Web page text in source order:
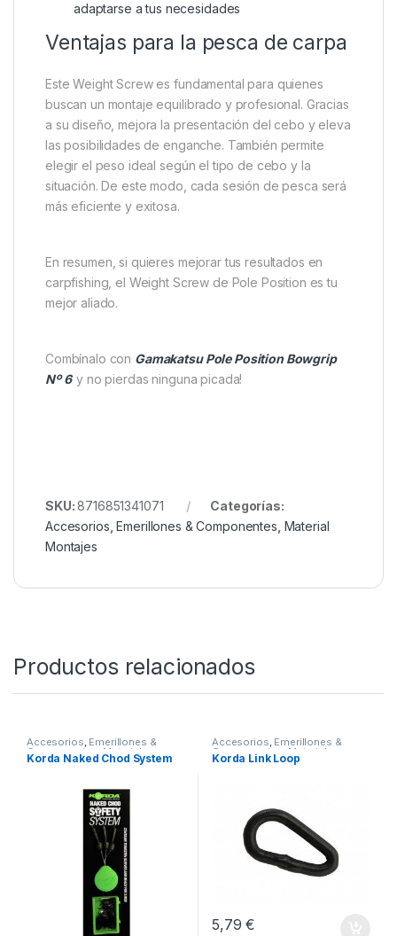
adaptarse a tus necesidades
Ventajas para la pesca de carpa
Este Weight Screw es fundamental para quienes
buscan un montaje equilibrado y profesional. Gracias
a su diseño, mejora la presentación del cebo y eleva
las posibilidades de enganche. También permite
elegir el peso ideal según el tipo de cebo y la
situación. De este modo, cada sesión de pesca será
más eficiente y exitosa.
En resumen, si quieres mejorar tus resultados en
carpfishing, el Weight Screw de Pole Position es tu
mejor aliado.
Combínalo con Gamakatsu Pole Position Bowgrip
Nº 6 y no pierdas ninguna picada!
SKU:8716851341071
Categorías:
Accesorios ,Emerillones & Componentes Material
Montajes
Productos relacionados
Accesorios, Emerillones &
Componentes,Material
Montajes
Korda Naked Chod System
Accesorios, Emerillones &
Componentes Material
Montajes
Korda Link Loop
5,79€